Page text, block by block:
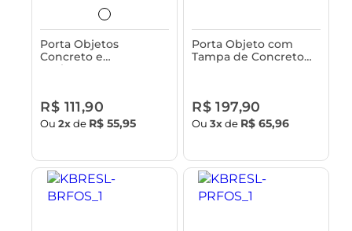
Porta Objetos
Concreto e
Acabamento em
R$ 111,90
Ou2xde R$ 55,95
Porta Objeto com
Tampa de Concreto
R$ 197,90
Ou3xde R$ 65,96